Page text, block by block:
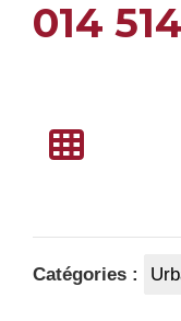
014
Catégories :